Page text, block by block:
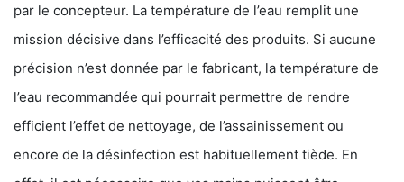
par le concepteur. La température de l’eau remplit une
mission décisive dans l’efficacité des produits. Si aucune
précision n’est donnée par le fabricant, la température de
l’eau recommandée qui pourrait permettre de rendre
efficient l’effet de nettoyage, de l’assainissement ou
encore de la désinfection est habituellement tiède. En